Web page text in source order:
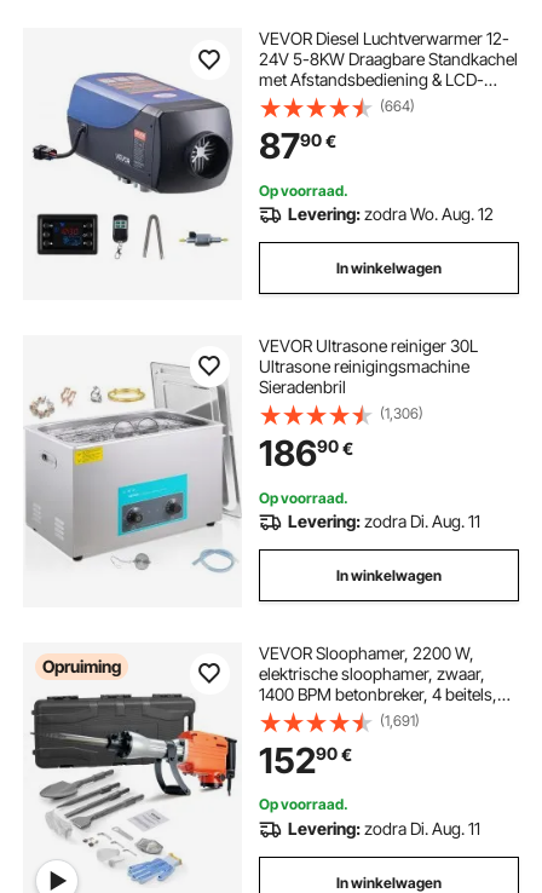
VEVOR Diesel Luchtverwarmer 12-
24V 5-8KW Draagbare Standkachel
met Afstandsbediening & LCD-
scherm, Laag Geluid, 10L
Brandstoftank voor Vrachtwagens
Campers
(664)
8790€
Op voorraad.
Levering:zodra Wo. Aug. 12
In winkelwagen
VEVOR Ultrasone reiniger 30L
Ultrasone reinigingsmachine
Sieradenbril
(1,306)
18690€
Op voorraad.
Levering:zodra Di. Aug. 11
In winkelwagen
Opruiming
VEVOR Sloophamer, 2200 W,
elektrische sloophamer, zwaar,
1400 BPM betonbreker, 4 beitels,
handschoenen
(1,691)
15290€
Op voorraad.
Levering:zodra Di. Aug. 11
In winkelwagen